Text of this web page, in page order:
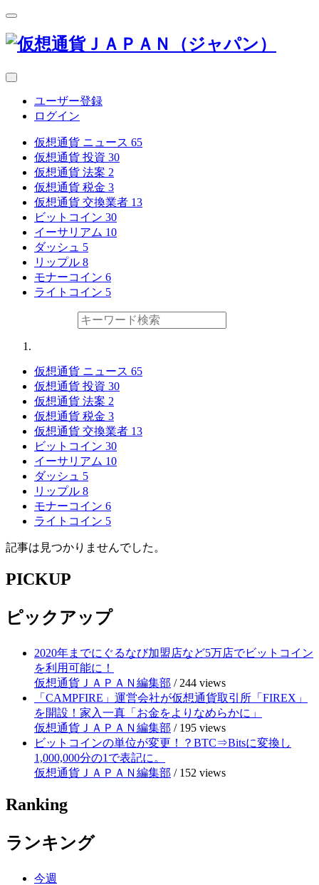
ユーザー登録
ログイン
仮想通貨 ニュース 65
仮想通貨 投資 30
仮想通貨 法案 2
仮想通貨 税金 3
仮想通貨 交換業者 13
ビットコイン 30
イーサリアム 10
ダッシュ 5
リップル 8
モナーコイン 6
ライトコイン 5
仮想通貨 ニュース 65
仮想通貨 投資 30
仮想通貨 法案 2
仮想通貨 税金 3
仮想通貨 交換業者 13
ビットコイン 30
イーサリアム 10
ダッシュ 5
リップル 8
モナーコイン 6
ライトコイン 5
記事は見つかりませんでした。
PICKUP
ピックアップ
2020年までにぐるなび加盟店など5万店でビットコイン
を利用可能に！
仮想通貨ＪＡＰＡＮ編集部 / 244 views
「CAMPFIRE」運営会社が仮想通貨取引所「FIREX」
を開設！家入一真「お金をよりなめらかに」
仮想通貨ＪＡＰＡＮ編集部 / 195 views
ビットコインの単位が変更！？BTC⇒Bitsに変換し
1,000,000分の1で表記に。
仮想通貨ＪＡＰＡＮ編集部 / 152 views
Ranking
ランキング
今週